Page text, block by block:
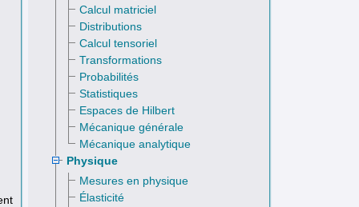
Calcul matriciel
Distributions
Calcul tensoriel
Transformations
Probabilités
Statistiques
Espaces de Hilbert
Mécanique générale
Mécanique analytique
Physique
Mesures en physique
Élasticité